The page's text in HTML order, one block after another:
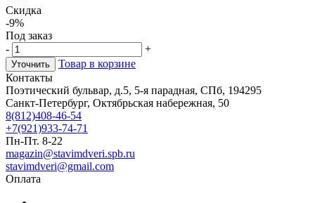
Скидка
-9%
Под заказ
-
+
Уточнить
Товар в корзине
Контакты
Поэтический бульвар, д.5, 5-я парадная, СПб, 194295
Санкт-Петербург, Октябрьская набережная, 50
8(812)408-46-54
+7(921)933-74-71
Пн-Пт. 8-22
magazin@stavimdveri.spb.ru
stavimdveri@gmail.com
Оплата